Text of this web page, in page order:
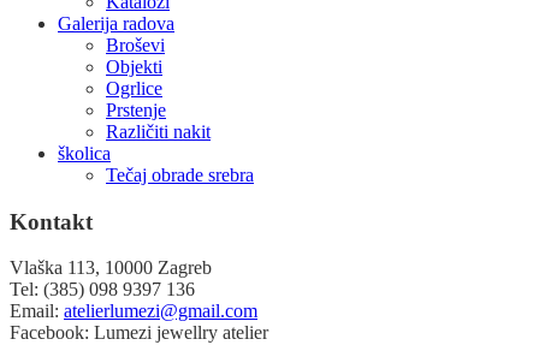
Galerija radova
Broševi
Objekti
Ogrlice
Prstenje
Različiti nakit
školica
Tečaj obrade srebra
Kontakt
Vlaška 113, 10000 Zagreb
Tel: (385) 098 9397 136
Email: atelierlumezi@gmail.com
Facebook: Lumezi jewellry atelier